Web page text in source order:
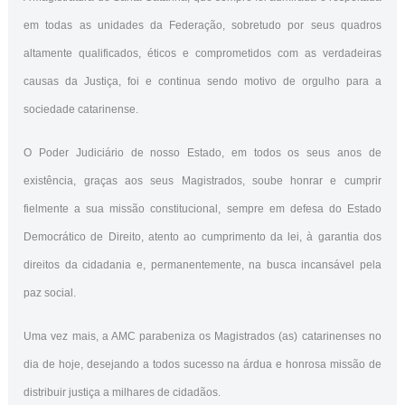
em todas as unidades da Federação, sobretudo por seus quadros
altamente qualificados, éticos e comprometidos com as verdadeiras
causas da Justiça, foi e continua sendo motivo de orgulho para a
sociedade catarinense.
O Poder Judiciário de nosso Estado, em todos os seus anos de
existência, graças aos seus Magistrados, soube honrar e cumprir
fielmente a sua missão constitucional, sempre em defesa do Estado
Democrático de Direito, atento ao cumprimento da lei, à garantia dos
direitos da cidadania e, permanentemente, na busca incansável pela
paz social.
Uma vez mais, a AMC parabeniza os Magistrados (as) catarinenses no
dia de hoje, desejando a todos sucesso na árdua e honrosa missão de
distribuir justiça a milhares de cidadãos.